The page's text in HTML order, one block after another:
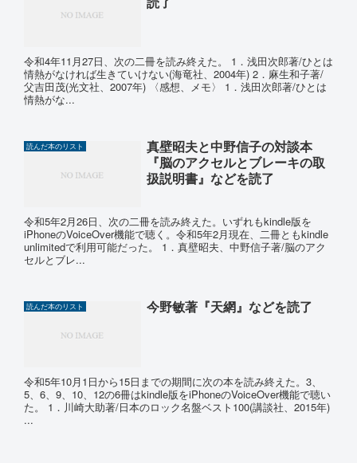
令和4年11月27日、次の二冊を読み終えた。 1．浅田次郎著/ひとは
情熱がなければ生きていけない(海竜社、2004年) 2．麻生和子著/
父吉田茂(光文社、2007年) 〈感想、メモ〉 1．浅田次郎著/ひとは
情熱がな...
読んだ本のリスト
真壁昭夫と中野信子の対談本
『脳のアクセルとブレーキの取
扱説明書』などを読了
令和5年2月26日、次の二冊を読み終えた。いずれもkindle版を
iPhoneのVoiceOver機能で聴く。令和5年2月現在、二冊ともkindle
unlimitedで利用可能だった。 1．真壁昭夫、中野信子著/脳のアク
セルとブレ...
読んだ本のリスト 今野敏著『天網』などを読了
令和5年10月1日から15日までの期間に次の本を読み終えた。3、
5、6、9、10、12の6冊はkindle版をiPhoneのVoiceOver機能で聴い
た。 1．川崎大助著/日本のロック名盤ベスト100(講談社、2015年)
...